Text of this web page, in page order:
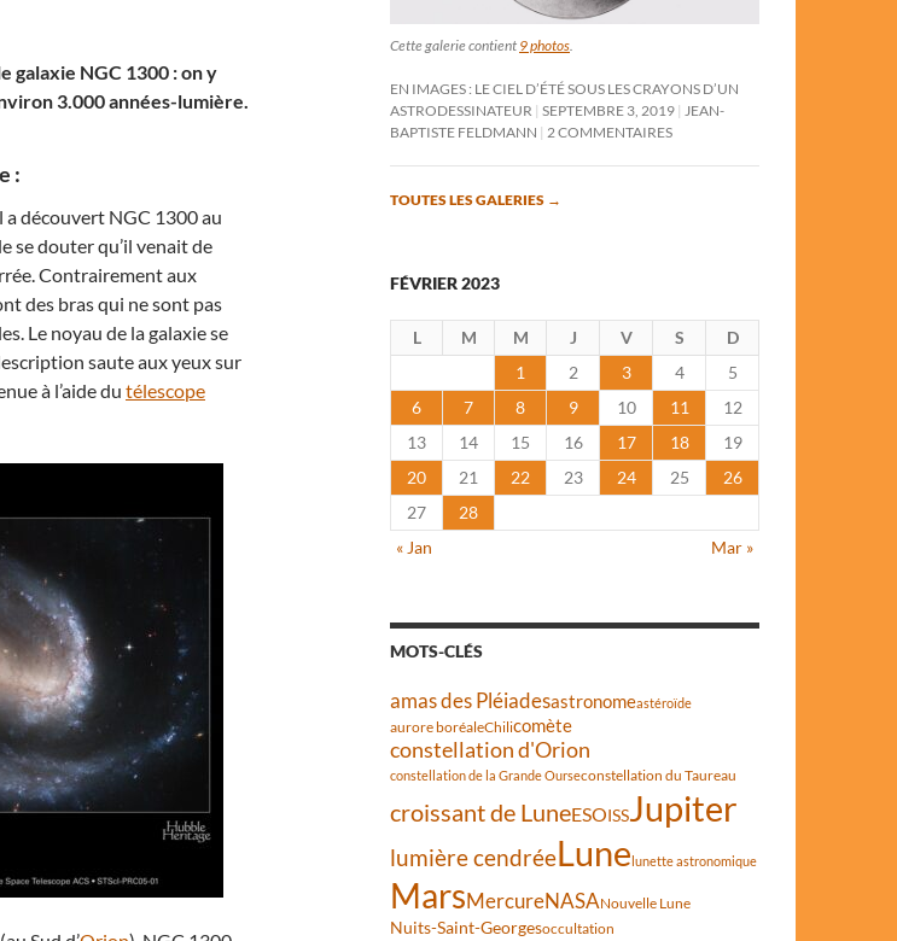
galaxie NGC 1300 : on y
3.000 années-lumière.
:
a découvert NGC 1300 au
se douter qu’il venait de
Contrairement aux
des bras qui ne sont pas
Le noyau de la galaxie se
saute aux yeux sur
à l’aide du télescope
Cette galerie contient 9 photos
EN IMAGES : LE CIEL D’ÉTÉ SOUS LES CRAYONS D’UN
ASTRODESSINATEUR SEPTEMBRE 3, 2019
JEAN-
BAPTISTE FELDMANN
2 COMMENTAIRES
TOUTES LES GALERIES →
FÉVRIER 2023
L M M J V S
D
1
2 3 4
5
6
7 8 9 10 11
12
13
14 15 16 17 18
19
20
21 22 23 24 25
26
27
28
« Jan
Mar »
MOTS-CLÉS
amas des Pléiadesastronomeastéroïde
aurore boréaleChilicomète
constellation d'Orion
constellation de la Grande Ourseconstellation du Taureau
croissant de LuneESOISSJupiter
lumière cendréeLunelunette astronomique
MarsMercureNASANouvelle Lune
Nuits-Saint-Georgesoccultation